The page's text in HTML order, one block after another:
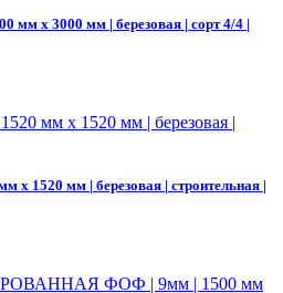
мм х 3000 мм | березовая | сорт 4/4 |
х 1520 мм | березовая | строительная |